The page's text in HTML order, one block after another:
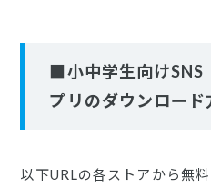
■小中学生向けSNS
プリのダウンロード
以下URLの各ストアから無